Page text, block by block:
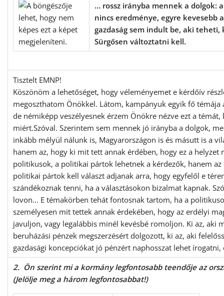
… rossz irányba mennek a dolgok:
nincs eredménye, egyre kevesebb
gazdaság sem indult be, aki
Sürgősen változtatni kell.
Tisztelt EMNP!
Köszönöm a lehetőséget, hogy véleményemet e kérdőív
megoszthatom Önökkel. Látom, kampányuk egyik fő témája
de némiképp veszélyesnek érzem Önökre nézve ezt a
miért.Szóval. Szerintem sem mennek jó irányba a dolgok,
inkább mélyül nálunk is, Magyarországon is és másutt is a
hanem az, hogy ki mit tett annak érdében, hogy ez a
politikusok, a politikai pártok lehetnek a kérdezők, hanem
politikai pártok kell választ adjanak arra, hogy egyfelől e
szándékoznak tenni, ha a választásokon bizalmat kapnak.
lovon… E témakörben tehát fontosnak tartom, ha a
személyesen mit tettek annak érdekében, hogy az erdélyi
javuljon, vagy legalábbis minél kevésbé romoljon. Ki az, aki
beruházási pénzek megszerzésért dolgozott, ki az, aki
gazdasági koncepciókat jó pénzért naphosszat lehet
2. Ön szerint mi a kormány legfontosabb teendője az
(Jelölje meg a három legfontosabbat!)